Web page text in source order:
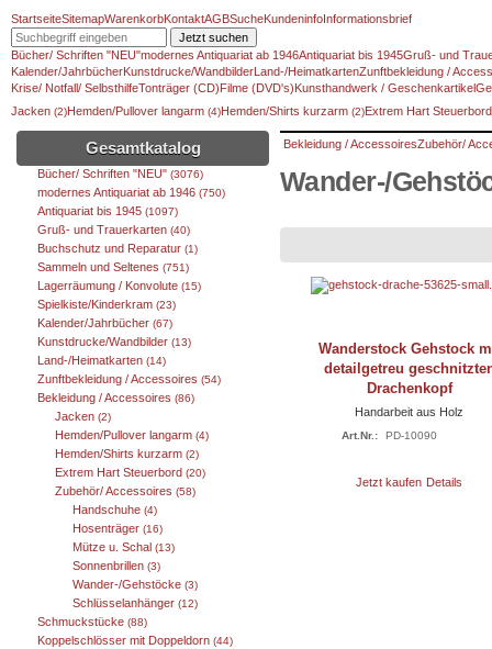
StartseiteSitemapWarenkorbKontaktAGBSucheKundeninfoInformationsbrief
Jetzt suchen
Bücher/ Schriften "NEU"modernes Antiquariat ab 1946Antiquariat bis 1945Gruß- und
Kalender/JahrbücherKunstdrucke/WandbilderLand-/HeimatkartenZunftbekleidung /
Krise/ Notfall/ SelbsthilfeTonträger (CD)Filme (DVD's)Kunsthandwerk / Geschenkartikel
Jacken (2)Hemden/Pullover langarm (4)Hemden/Shirts kurzarm (2)Extrem Hart
Gesamtkatalog
Bücher/ Schriften "NEU" (3076)
modernes Antiquariat ab 1946 (750)
Antiquariat bis 1945 (1097)
Gruß- und Trauerkarten (40)
Buchschutz und Reparatur (1)
Sammeln und Seltenes (751)
Lagerräumung / Konvolute (15)
Spielkiste/Kinderkram (23)
Kalender/Jahrbücher (67)
Kunstdrucke/Wandbilder (13)
Land-/Heimatkarten (14)
Zunftbekleidung / Accessoires (54)
Bekleidung / Accessoires (86)
Jacken (2)
Hemden/Pullover langarm (4)
Hemden/Shirts kurzarm (2)
Extrem Hart Steuerbord (20)
Zubehör/ Accessoires (58)
Handschuhe (4)
Hosenträger (16)
Mütze u. Schal (13)
Sonnenbrillen (3)
Wander-/Gehstöcke (3)
Schlüsselanhänger (12)
Schmuckstücke (88)
Koppelschlösser mit Doppeldorn (44)
Bekleidung / AccessoiresZubehör/
Wander-/
Wanderstock Gehstock
detailgetreu
Drachenkopf
Handarbeit aus Holz
Art.Nr.: PD-10090
Jetzt kaufen Details